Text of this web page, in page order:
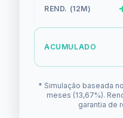
REND. (12M)
ACUMULADO
* Simulação baseada
meses (13,67%).
garantia de